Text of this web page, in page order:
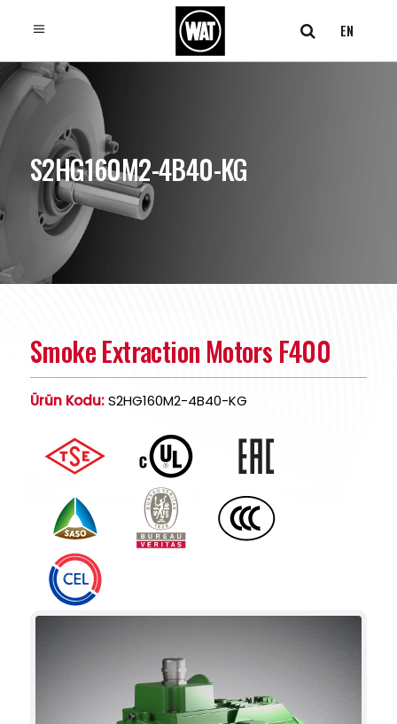
EN
S2HG160M2-4B40-KG
Smoke Extraction Motors F400
Ürün Kodu:S2HG160M2-4B40-KG